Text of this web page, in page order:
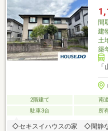
にお問い合わせください。
間
建
土
築
2階建て 南
駐車3台
所
◇セキスイハウスの家 ◇閑静